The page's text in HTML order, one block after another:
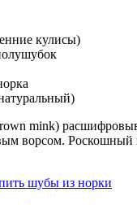
кулисы)
mink)
ворсом. Роскошный